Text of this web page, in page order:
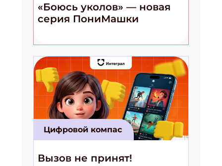
«Боюсь уколов» — новая
серия ПониМашки
Цифровой компас
Вызов не принят!